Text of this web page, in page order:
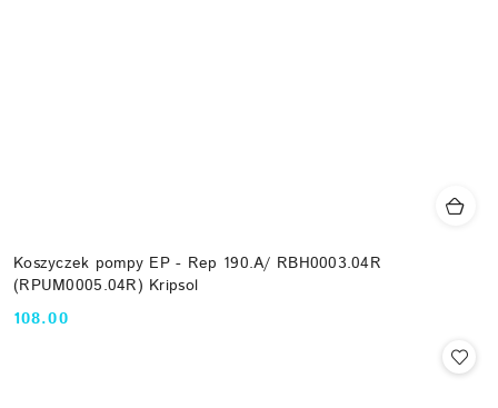
Koszyczek pompy EP - Rep 190.A/ RBH0003.04R
(RPUM0005.04R) Kripsol
Cena:
108.00